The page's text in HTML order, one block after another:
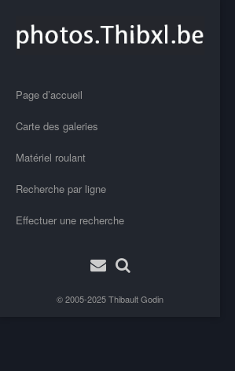
Page d’accueil
Carte des galeries
Matériel roulant
Recherche par ligne
Effectuer une recherche
© 2005-2025Thibault Godin